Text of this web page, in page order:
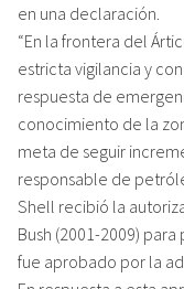
en una declaración.
“En la frontera del
estricta vigilancia y
respuesta de
conocimiento de la
meta de seguir
responsable de
Shell recibió la
Bush (2001-2009)
fue aprobado por la